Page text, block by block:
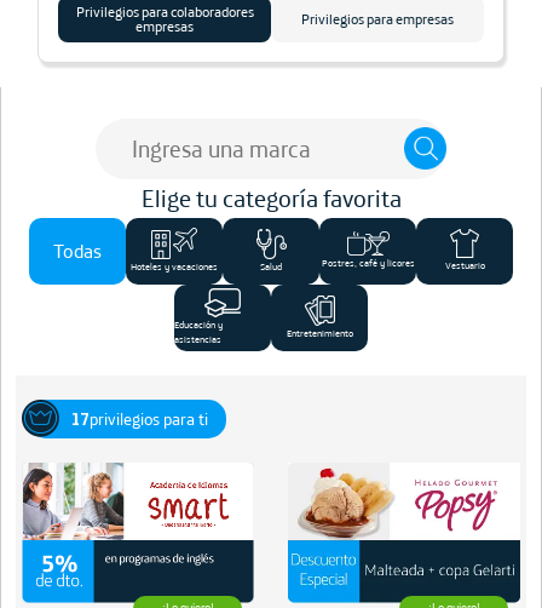
Privilegios para colaboradores
empresas
Privilegios para empresas
Elige tu categoría favorita
Todas
Hoteles y vacaciones Salud Postres, café y licores Vestuario
Educación y
asistencias
Entretenimiento
17privilegios para ti